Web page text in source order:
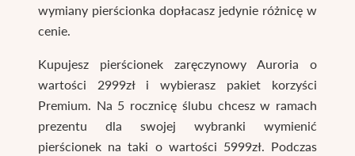
wymiany pierścionka dopłacasz jedynie różnicę w
cenie.
Kupujesz pierścionek zaręczynowy Auroria o
wartości 2999zł i wybierasz pakiet korzyści
Premium. Na 5 rocznicę ślubu chcesz w ramach
prezentu dla swojej wybranki wymienić
pierścionek na taki o wartości 5999zł. Podczas